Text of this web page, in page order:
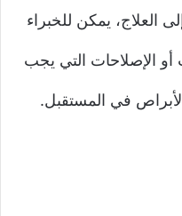
العلاج، يمكن للخبراء
أو الإصلاحات التي يجب
في المستقبل.